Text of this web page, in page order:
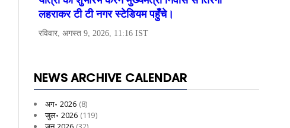
NEWS ARCHIVE CALENDAR
अग॰ 2026 (8)
जुल॰ 2026 (119)